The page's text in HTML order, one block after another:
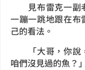
見布雷克一副老
一蹦一跳地跟在布
己的看法。
「大哥，你說
咱們沒見過的魚？」